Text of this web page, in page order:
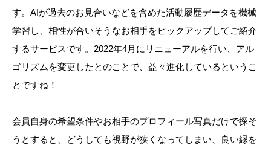
す。AIが過去のお見合いなどを含めた活動履歴データを機械
学習し、相性が合いそうなお相手をピックアップしてご紹介
するサービスです。2022年4月にリニューアルを行い、アル
ゴリズムを変更したとのことで、益々進化しているというこ
とですね！
会員自身の希望条件やお相手のプロフィール写真だけで探そ
うとすると、どうしても視野が狭くなってしまい、良い縁を